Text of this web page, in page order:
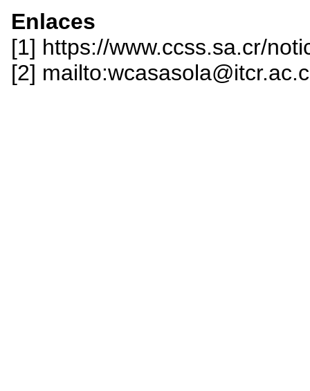
Enlaces
[1] https://www.ccss.sa.cr/
[2]